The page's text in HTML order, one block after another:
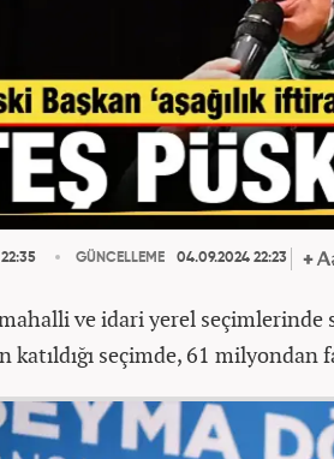
GÜNCELLEME 04.09.2024 22:23
ve idari yerel seçimlerinde
katıldığı seçimde, 61 milyondan